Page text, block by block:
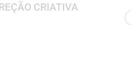
CRIATIVA